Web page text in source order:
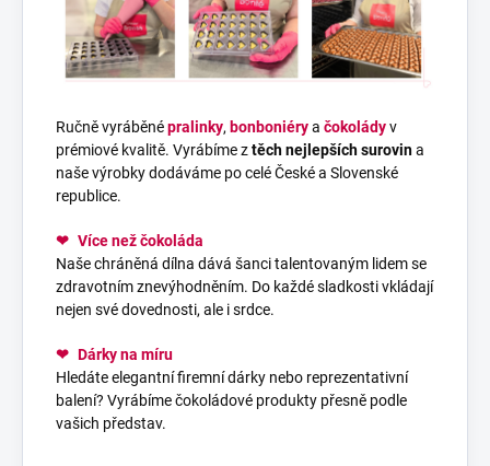
Ručně vyráběnépralinky, bonboniérya čokoládyv
prémiové kvalitě. Vyrábíme ztěch nejlepších surovina
naše výrobky dodáváme po celé České a Slovenské
republice.
❤ Více než čokoláda
Naše chráněná dílna dává šanci talentovaným lidem se
zdravotním znevýhodněním. Do každé sladkosti vkládají
nejen své dovednosti, ale i srdce.
❤ Dárky na míru
Hledáte elegantní firemní dárky nebo reprezentativní
balení? Vyrábíme čokoládové produkty přesně podle
vašich představ.